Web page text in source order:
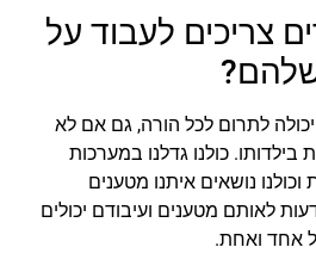
צריכים לעבוד על
שלהם?
לתרום לכל הורה, גם אם לא
כולנו גדלנו במערכות
נושאים איתנו מטענים
לאותם מטענים ועיבודם יכולים
אחד ואחת.